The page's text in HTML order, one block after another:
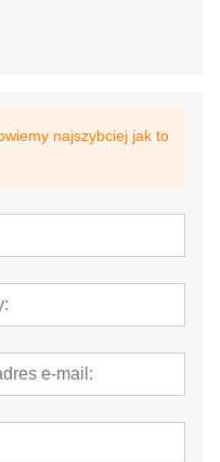
najszybciej jak to